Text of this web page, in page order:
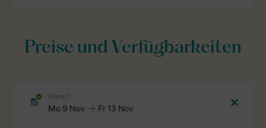
Preise und Verfügbarkeiten